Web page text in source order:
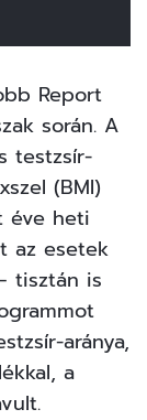
Report
során. A
testzsír-
(BMI)
éve heti
az esetek
tisztán is
aránya,
a